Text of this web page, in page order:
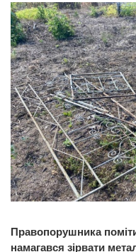
Правопорушника
намагався зірвати